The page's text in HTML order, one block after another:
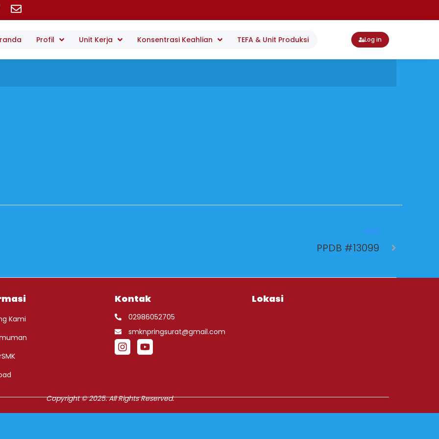
Profil Unit Kerja Konsentrasi Keahlian TEFA & Unit Produksi Log in
PPDB #13099
Kami
Kontak
02986052705
smknpringsurat@gmail.com
Lokasi
Copyright © 2025. All Rights Reserved.